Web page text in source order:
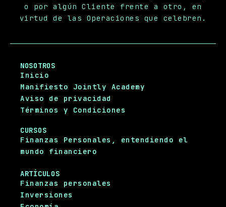
o por algún Cliente frente a otro, en
virtud de las Operaciones que celebren.
NOSOTROS
Inicio
Manifiesto Jointly Academy
Aviso de privacidad
Términos y Condiciones
CURSOS
Finanzas Personales, entendiendo el
mundo financiero
ARTÍCULOS
Finanzas personales
Inversiones